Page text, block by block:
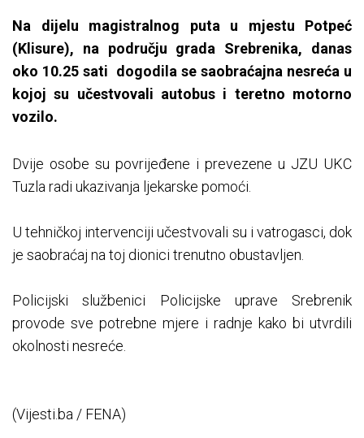
Na dijelu magistralnog puta u mjestu Potpeć
(Klisure), na području grada Srebrenika, danas
oko 10.25 sati dogodila se saobraćajna nesreća u
kojoj su učestvovali autobus i teretno motorno
vozilo.
Dvije osobe su povrijeđene i prevezene u JZU UKC
Tuzla radi ukazivanja ljekarske pomoći.
U tehničkoj intervenciji učestvovali su i vatrogasci, dok
je saobraćaj na toj dionici trenutno obustavljen.
Policijski službenici Policijske uprave Srebrenik
provode sve potrebne mjere i radnje kako bi utvrdili
okolnosti nesreće.
(Vijesti.ba / FENA)